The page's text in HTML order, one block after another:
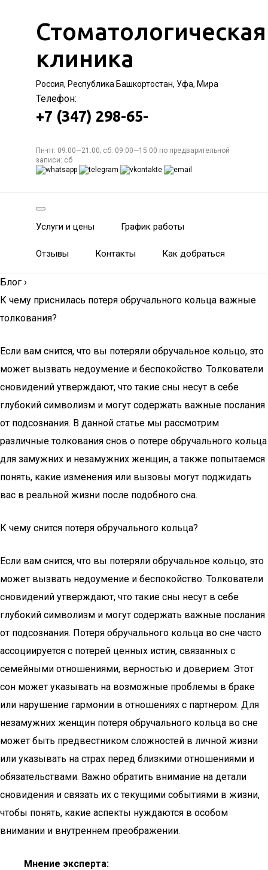
Стоматологическая
клиника
Россия, Республика Башкортостан, Уфа, Мира
Телефон:
+7 (347) 298-65-
Пн-пт: 09:00—21:00; сб: 09:00—15:00 по предварительной
записи: сб
Услуги и цены График работы
Отзывы Контакты Как добраться
Блог ›
К чему приснилась потеря обручального кольца важные
толкования?
Если вам снится, что вы потеряли обручальное кольцо, это
может вызвать недоумение и беспокойство. Толкователи
сновидений утверждают, что такие сны несут в себе
глубокий символизм и могут содержать важные послания
от подсознания. В данной статье мы рассмотрим
различные толкования снов о потере обручального кольца
для замужних и незамужних женщин, а также попытаемся
понять, какие изменения или вызовы могут поджидать
вас в реальной жизни после подобного сна.
К чему снится потеря обручального кольца?
Если вам снится, что вы потеряли обручальное кольцо, это
может вызвать недоумение и беспокойство. Толкователи
сновидений утверждают, что такие сны несут в себе
глубокий символизм и могут содержать важные послания
от подсознания. Потеря обручального кольца во сне часто
ассоциируется с потерей ценных истин, связанных с
семейными отношениями, верностью и доверием. Этот
сон может указывать на возможные проблемы в браке
или нарушение гармонии в отношениях с партнером. Для
незамужних женщин потеря обручального кольца во сне
может быть предвестником сложностей в личной жизни
или указывать на страх перед близкими отношениями и
обязательствами. Важно обратить внимание на детали
сновидения и связать их с текущими событиями в жизни,
чтобы понять, какие аспекты нуждаются в особом
внимании и внутреннем преображении.
Мнение эксперта: